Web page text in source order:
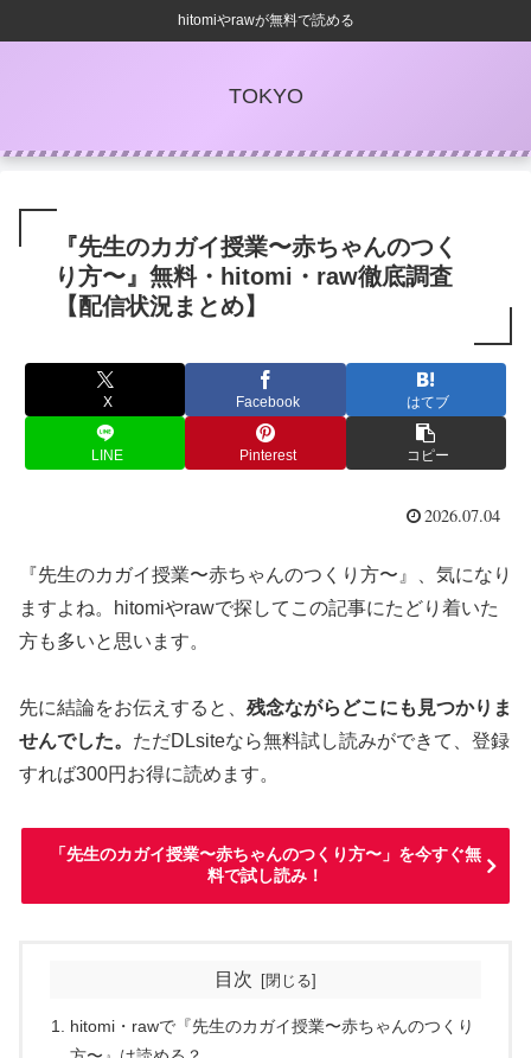
hitomiやrawが無料で読める
TOKYO
『先生のカガイ授業〜赤ちゃんのつく
り方〜』無料・hitomi・raw徹底調査
【配信状況まとめ】
X Facebook はてブ
LINE Pinterest コピー
2026.07.04
『先生のカガイ授業〜赤ちゃんのつくり方〜』、気になり
ますよね。hitomiやrawで探してこの記事にたどり着いた
方も多いと思います。
先に結論をお伝えすると、 残念ながらどこにも見つかりま
せんでした。 ただDLsiteなら無料試し読みができて、登録
すれば300円お得に読めます。
「先生のカガイ授業〜赤ちゃんのつくり方〜」を今すぐ無
料で試し読み！
目次
hitomi・rawで『先生のカガイ授業〜赤ちゃんのつくり